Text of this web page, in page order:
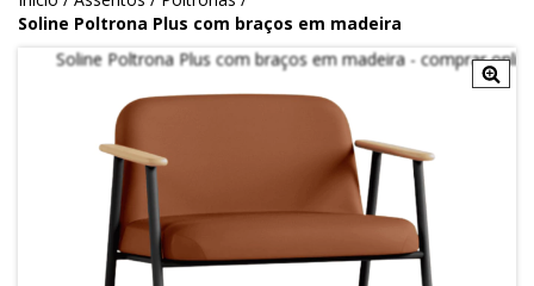
Soline Poltrona Plus com braços em madeira